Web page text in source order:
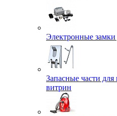
Электронные
Запасные части
витрин